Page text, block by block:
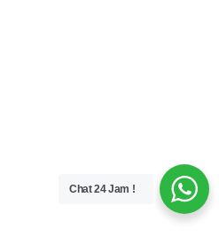
Chat 24 Jam !